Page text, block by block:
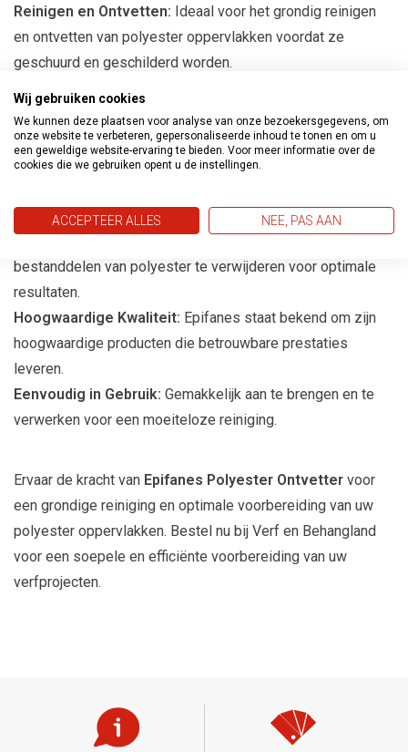
Reinigen en Ontvetten: Ideaal voor het grondig reinigen
en ontvetten van polyester oppervlakken voordat ze
geschuurd en geschilderd worden.
oppervlakken voor op schilderen door alle onzuiverheden te
verwijderen en een schone basis te bieden.
Ontvetter bij Verf en Behangland?
bestanddelen van polyester te verwijderen voor optimale
resultaten.
Hoogwaardige Kwaliteit: Epifanes staat bekend om zijn
hoogwaardige producten die betrouwbare prestaties
leveren.
Eenvoudig in Gebruik: Gemakkelijk aan te brengen en te
verwerken voor een moeiteloze reiniging.
Ervaar de kracht van Epifanes Polyester Ontvetter voor
een grondige reiniging en optimale voorbereiding van uw
polyester oppervlakken. Bestel nu bij Verf en Behangland
voor een soepele en efficiënte voorbereiding van uw
verfprojecten.
Wij gebruiken cookies
We kunnen deze plaatsen voor analyse van onze bezoekersgegevens, om
onze website te verbeteren, gepersonaliseerde inhoud te tonen en om u
een geweldige website-ervaring te bieden. Voor meer informatie over de
cookies die we gebruiken opent u de instellingen.
ACCEPTEER ALLES NEE, PAS AAN